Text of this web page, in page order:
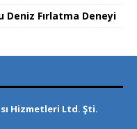
Deniz Fırlatma Deneyi
Hizmetleri Ltd. Şti.